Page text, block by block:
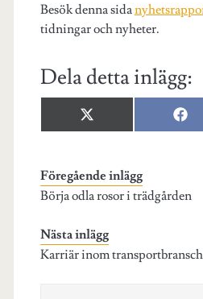
Besök denna sida
tidningar och nyheter.
Dela detta inlägg:
Dela
på
X
(
i
t
t
)
Dela
på
F
a
o
Föregående inlägg
Börja odla rosor i trädgården
Nästa inlägg
Karriär inom